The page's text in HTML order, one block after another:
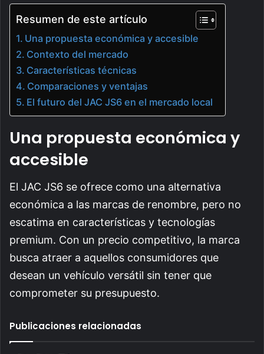
Resumen de este artículo
Una propuesta económica y accesible
Contexto del mercado
Características técnicas
Comparaciones y ventajas
El futuro del JAC JS6 en el mercado local
Una propuesta económica y
accesible
El JAC JS6 se ofrece como una alternativa
económica a las marcas de renombre, pero no
escatima en características y tecnologías
premium. Con un precio competitivo, la marca
busca atraer a aquellos consumidores que
desean un vehículo versátil sin tener que
comprometer su presupuesto.
Publicaciones relacionadas